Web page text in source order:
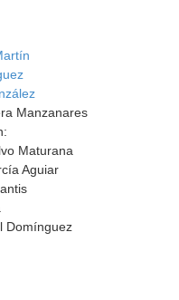
Manzanares
Maturana
Aguiar
Domínguez